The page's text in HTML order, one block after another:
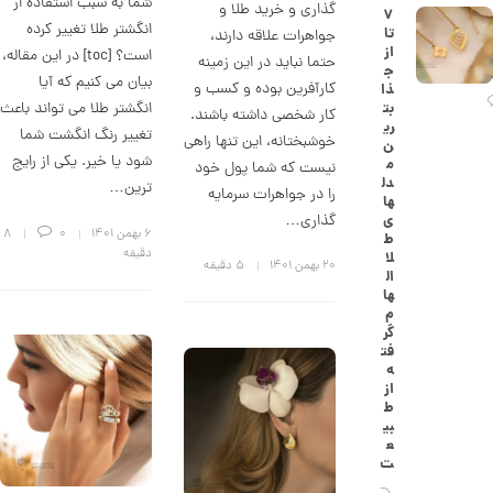
گذاری و خرید طلا و
جواهرات علاقه دارند،
حتما نباید در این زمینه
کارآفرین بوده و کسب و
کار شخصی داشته باشند.
خوشبختانه، این تنها راهی
نیست که شما پول خود
را در جواهرات سرمایه
گذاری…
۲۰ بهمن ۱۴۰۱ 5 دقیقه
انگشتر طلا تغییر کرده
است؟ [toc] در این مقاله،
بیان می کنیم که آیا
انگشتر طلا می تواند باعث
تغییر رنگ انگشت شما
شود یا خیر. یکی از رایج
ترین…
۶ بهمن ۱۴۰۱ 0
8
دقیقه
۷
تا
از
ج
ذا
بت
ری
ن
م
دل
ها
ی
ط
لا
ال
ها
م
گر
فت
ه
از
ط
بی
ع
ت
ک
ا
ر
ت
ی
ه
ک
د
C
R
8
8
8
1
1
4
,
8
0
2